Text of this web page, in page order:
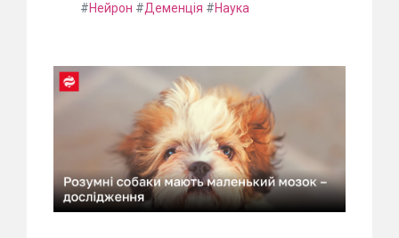
#Нейрон #Деменція #Наука